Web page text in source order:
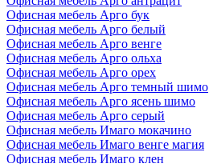
Офисная мебель Арго бук
Офисная мебель Арго белый
Офисная мебель Арго венге
Офисная мебель Арго ольха
Офисная мебель Арго орех
Офисная мебель Арго темный шимо
Офисная мебель Арго ясень шимо
Офисная мебель Арго серый
Офисная мебель Имаго мокачино
Офисная мебель Имаго венге магия
Офисная мебель Имаго клен